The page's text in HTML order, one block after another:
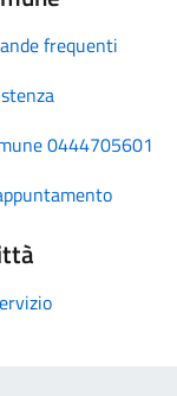
frequenti
0444705601